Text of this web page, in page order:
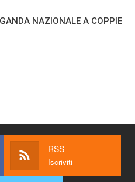
NAZIONALE A COPPIE
RSS
Iscriviti